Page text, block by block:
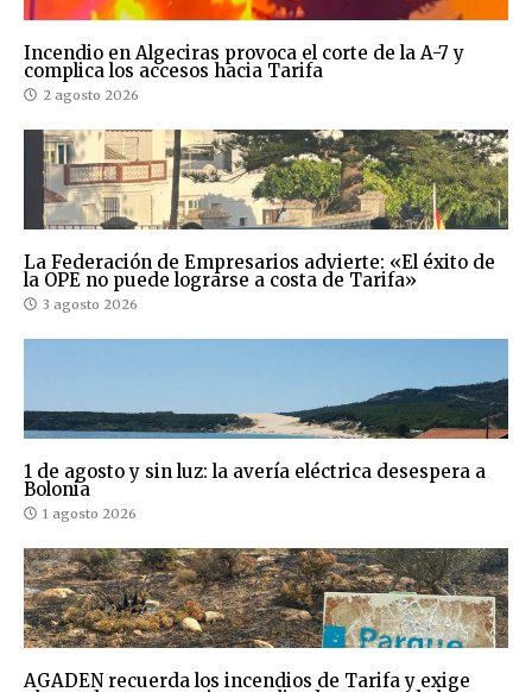
Incendio en Algeciras provoca el corte de la A-7 y
complica los accesos hacia Tarifa
2 agosto 2026
La Federación de Empresarios advierte: «El éxito de
la OPE no puede lograrse a costa de Tarifa»
3 agosto 2026
1 de agosto y sin luz: la avería eléctrica desespera a
Bolonia
1 agosto 2026
AGADEN recuerda los incendios de Tarifa y exige